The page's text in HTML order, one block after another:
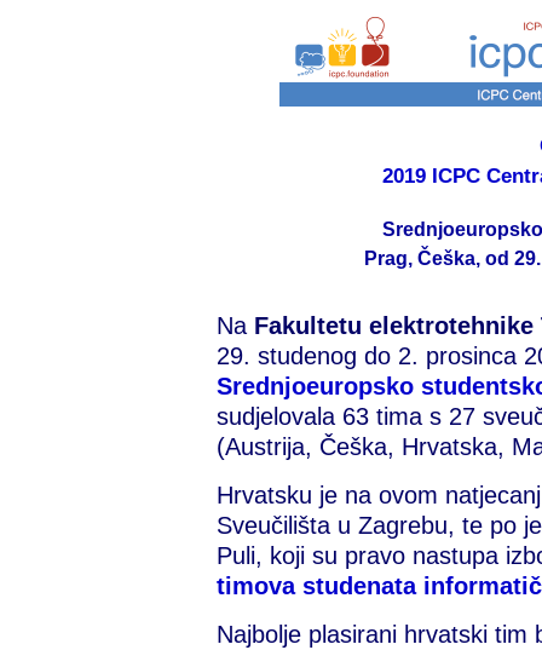
2019 ICPC
Prag, Češka, od
Na Fakultetu
29. studenog do 2. prosinca
Srednjoeuropsko
sudjelovala 63 tima s 27
(Austrija, Češka, Hrvatska,
Hrvatsku je na ovom
Sveučilišta u Zagrebu, te po
Puli, koji su pravo nastupa
timova studenata
Najbolje plasirani hrvatski tim